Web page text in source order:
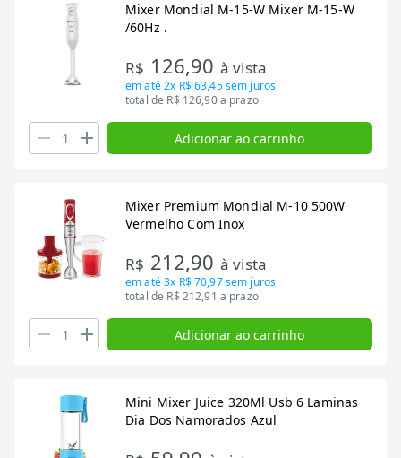
Mixer Mondial M-15-W Mixer M-15-W
/60Hz .
R$ 126,90 à vista
em até2x R$ 63,45sem juros
total de R$ 126,90 a prazo
Adicionar ao carrinho
Mixer Premium Mondial M-10 500W
Vermelho Com Inox
R$ 212,90 à vista
em até3x R$ 70,97sem juros
total de R$ 212,91 a prazo
Adicionar ao carrinho
Mini Mixer Juice 320Ml Usb 6 Laminas
Dia Dos Namorados Azul